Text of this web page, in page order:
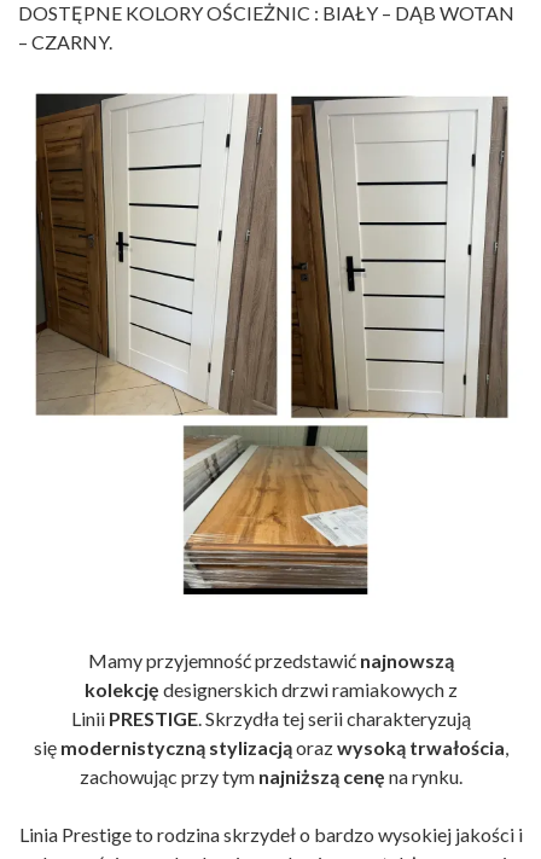
DOSTĘPNE KOLORY OŚCIEŻNIC : BIAŁY – DĄB WOTAN
– CZARNY.
Mamy przyjemność przedstawić najnowszą
kolekcję designerskich drzwi ramiakowych z
Linii PRESTIGE. Skrzydła tej serii charakteryzują
się modernistyczną stylizacjąorazwysoką trwałościa,
zachowując przy tym najniższą cenę na rynku.
Linia Prestige to rodzina skrzydeł o bardzo wysokiej jakości i